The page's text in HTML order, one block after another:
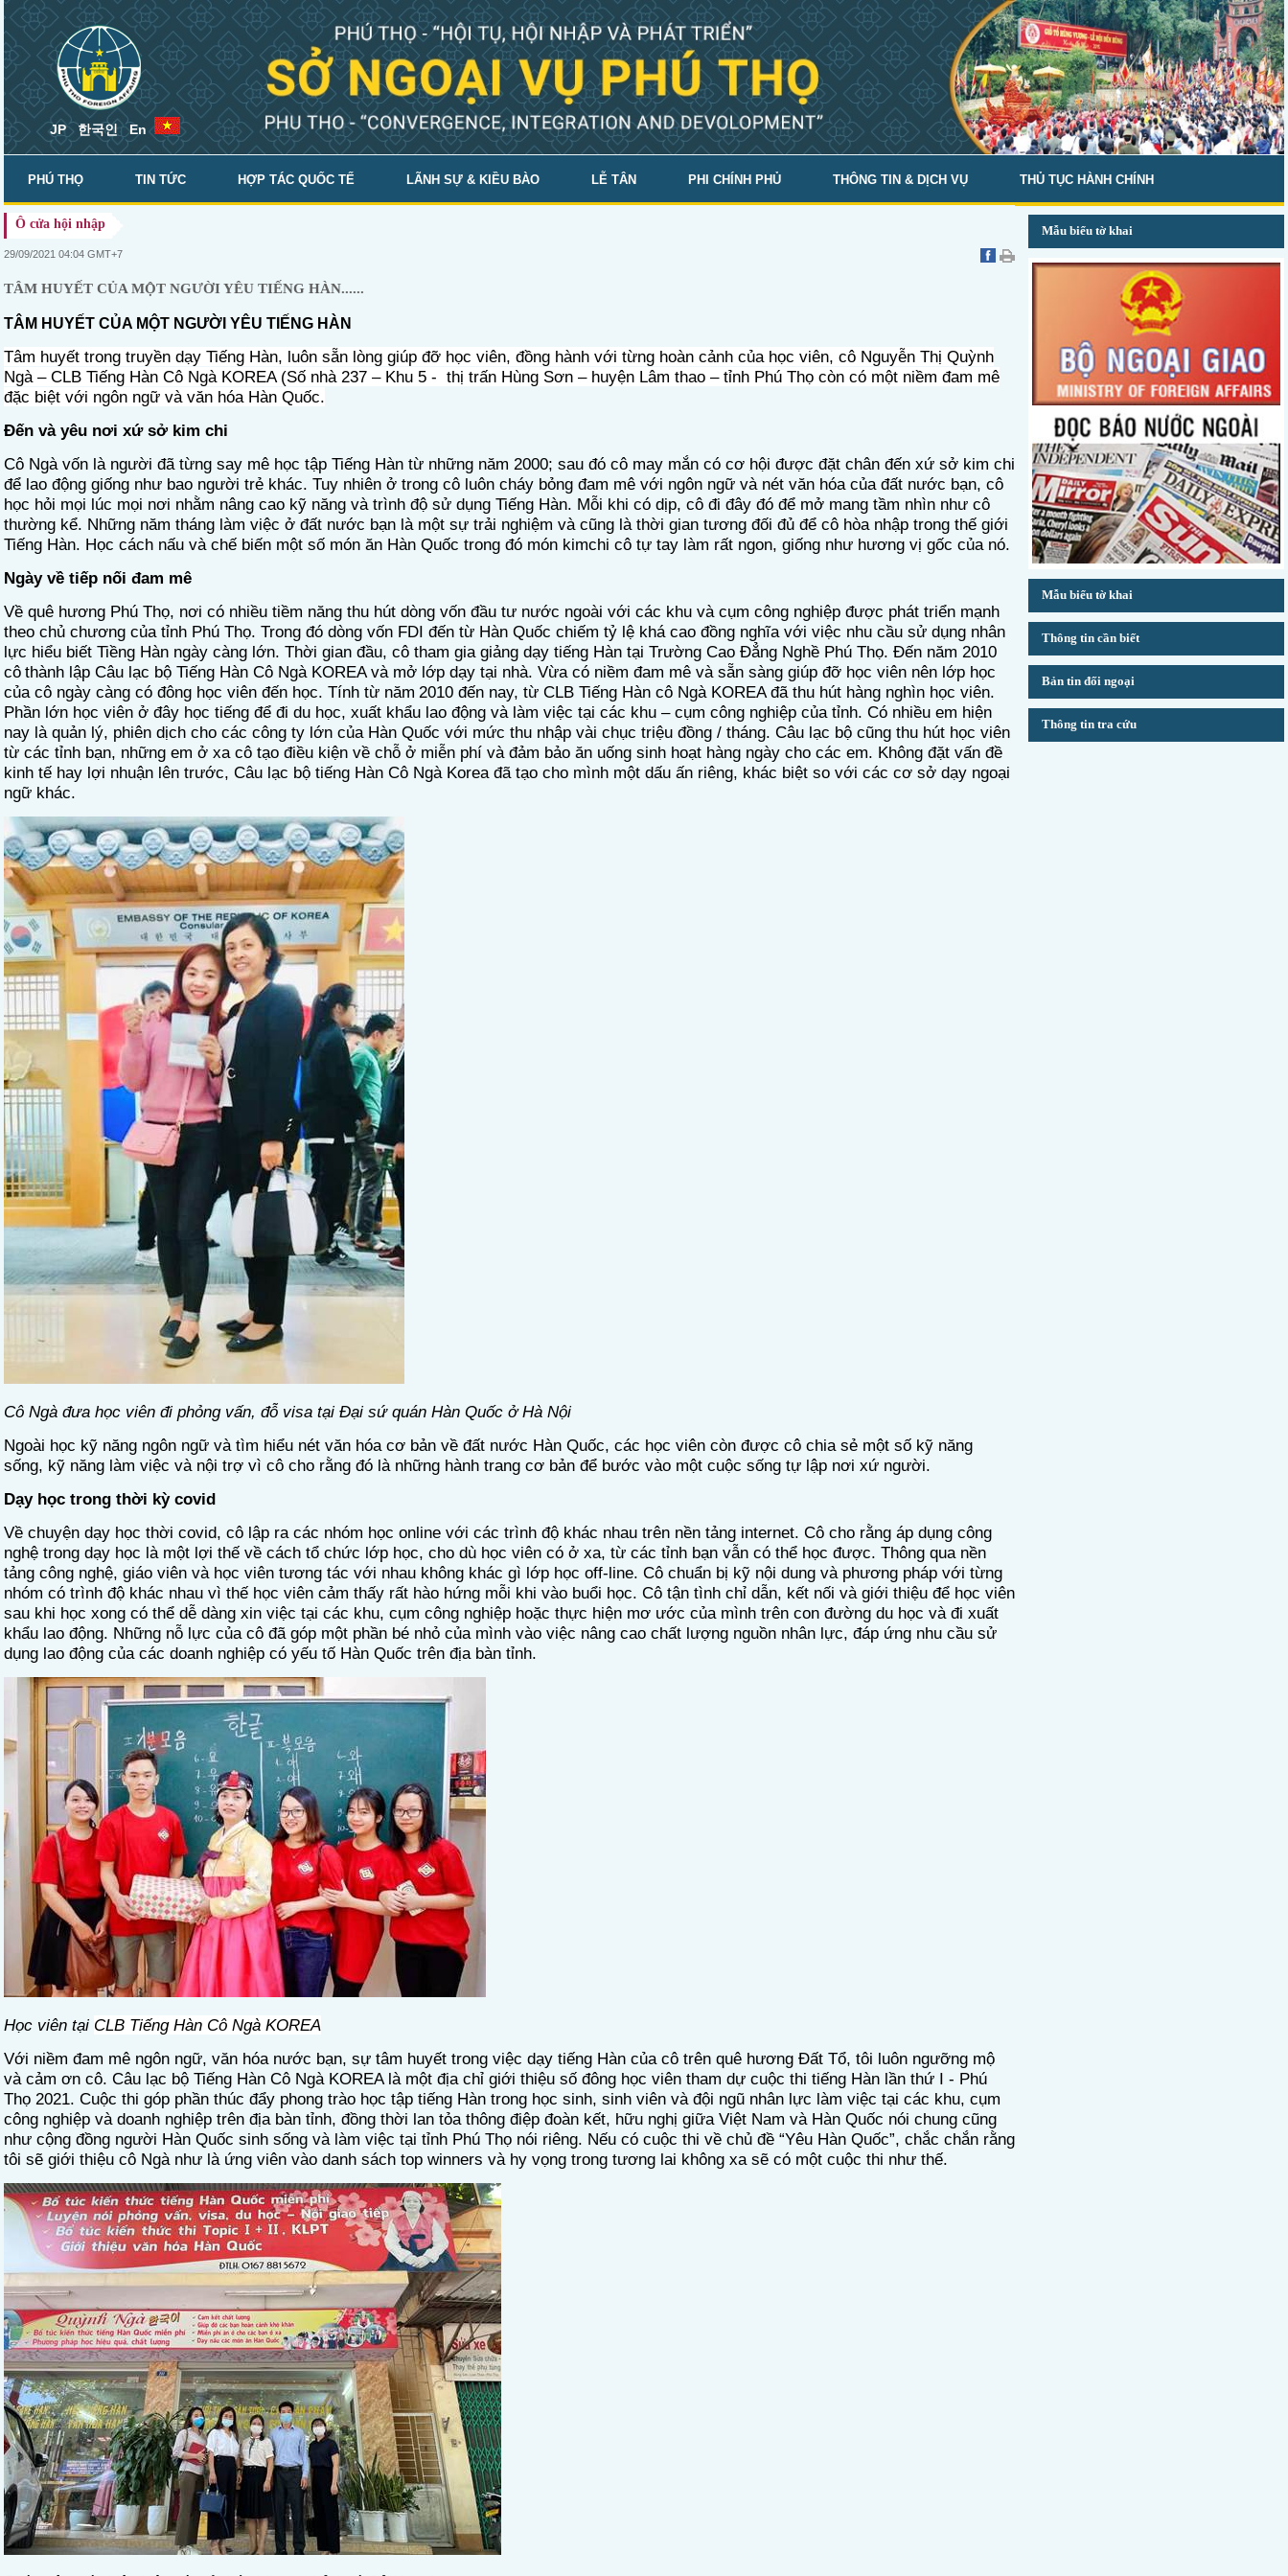
JP 한국인 En
PHÚ THỌ TIN TỨC HỢP TÁC QUỐC TẾ LÃNH SỰ & KIỀU BÀO LỄ TÂN PHI CHÍNH PHỦ THÔNG TIN & DỊCH VỤ THỦ TỤC HÀNH CHÍNH
SỞ NGOẠI VỤ
Ô cửa hội nhập
29/09/2021 04:04 GMT+7
TÂM HUYẾT CỦA MỘT NGƯỜI YÊU TIẾNG HÀN......
TÂM HUYẾT CỦA MỘT NGƯỜI YÊU TIẾNG HÀN
Tâm huyết trong truyền dạy Tiếng Hàn, luôn sẵn lòng giúp đỡ học viên, đồng hành với từng hoàn cảnh của học viên, cô Nguyễn Thị Quỳnh
Ngà – CLB Tiếng Hàn Cô Ngà KOREA (Số nhà 237 – Khu 5 - thị trấn Hùng Sơn – huyện Lâm thao – tỉnh Phú Thọ còn có một niềm đam mê
đặc biệt với ngôn ngữ và văn hóa Hàn Quốc.
Đến và yêu nơi xứ sở kim chi
Cô Ngà vốn là người đã từng say mê học tập Tiếng Hàn từ những năm 2000; sau đó cô may mắn có cơ hội được đặt chân đến xứ sở kim chi
để lao động giống như bao người trẻ khác. Tuy nhiên ở trong cô luôn cháy bỏng đam mê với ngôn ngữ và nét văn hóa củađất nước bạn, cô
học hỏi mọi lúc mọi nơi nhằm nâng cao kỹ năng và trình độ sử dụng Tiếng Hàn. Mỗi khi có dịp, cô đi đây đó để mở mang tầm nhìn như cô
thường kể. Những năm tháng làm việc ở đất nước bạn là một sự trải nghiệm và cũng là thời gian tương đối đủ để cô hòa nhập trong thế giới
Tiếng Hàn. Học cách nấu và chế biến một số món ăn Hàn Quốc trong đó món kimchi cô tự tay làm rất ngon, giống như hương vị gốc của nó.
Ngày về tiếp nối đam mê
Về quê hương Phú Thọ, nơi có nhiều tiềm năng thu hút dòng vốn đầu tư nước ngoài với các khu và cụm công nghiệp được phát triển mạnh
theo chủ chương của tỉnh Phú Thọ. Trong đó dòng vốn FDI đến từ Hàn Quốc chiếm tỷ lệ khá cao đồng nghĩa với việc nhu cầu sử dụng nhân
lực hiểu biết Tiềng Hàn ngày càng lớn. Thời gian đầu, cô tham gia giảng dạy tiếng Hàn tại Trường Cao Đẳng Nghề Phú Thọ. Đến năm 2010
cô thành lập Câu lạc bộ Tiếng Hàn Cô NgàKOREAvà mở lớp dạy tại nhà. Vừa có niềm đam mê và sẵn sàng giúp đỡ học viên nên lớp học
của cô ngày càng có đông học viên đến học. Tính từ năm 2010 đến nay, từ CLB Tiếng Hàn cô NgàKOREAđã thu hút hàng nghìn học viên.
Phần lớn học viên ở đây học tiếng để đi du học, xuất khẩu lao động và làm việc tại các khu – cụm công nghiệp của tỉnh. Có nhiều em hiện
nay là quản lý, phiên dịch cho các công ty lớn của Hàn Quốc với mức thu nhập vài chục triệu đồng / tháng. Câu lạc bộ cũng thu hút học viên
từ các tỉnh bạn, những em ở xa cô tạo điều kiện về chỗ ở miễn phí và đảm bảo ăn uống sinh hoạt hàng ngày cho các em. Không đặt vấn đề
kinh tế hay lợi nhuận lên trước, Câu lạc bộ tiếng Hàn Cô Ngà Korea đã tạo cho mình một dấu ấn riêng, khác biệt so với các cơ sở dạy ngoại
ngữ khác.
Cô Ngà đưa học viên đi phỏng vấn, đỗ visa tại Đại sứ quán Hàn Quốc ở Hà Nội
Ngoài học kỹ năng ngôn ngữ và tìm hiểu nét văn hóa cơ bản về đất nước Hàn Quốc, các học viên còn được cô chia sẻ một số kỹ năng
sống, kỹ năng làm việc và nội trợ vì cô cho rằng đó là những hành trang cơ bản để bước vào một cuộc sống tự lập nơi xứ người.
Dạy học trong thời kỳ covid
Về chuyện dạy học thời covid, cô lập ra các nhóm học online với các trình độ khác nhau trên nền tảng internet. Cô cho rằng áp dụng công
nghệ trong dạy học là một lợi thế về cách tổ chức lớp học, cho dù học viên có ở xa, từ các tỉnh bạn vẫn có thể học được. Thông qua nền
tảng công nghệ, giáo viên và học viên tương tác với nhau không khác gì lớp học off-line. Cô chuẩn bị kỹ nội dung và phương pháp với từng
nhóm có trình độ khác nhau vì thế học viên cảm thấy rất hào hứng mỗi khi vào buổi học. Cô tận tình chỉ dẫn, kết nối và giới thiệu để học viên
sau khi học xong có thể dễ dàng xin việc tại các khu, cụm công nghiệp hoặc thực hiện mơ ước của mình trên con đường du học và đi xuất
khẩu lao động. Những nỗ lực của cô đã góp một phần bé nhỏ của mình vào việc nâng cao chất lượng nguồn nhân lực, đáp ứng nhu cầu sử
dụng lao động của các doanh nghiệp có yếu tố Hàn Quốc trên địa bàn tỉnh.
Học viên tại CLB Tiếng Hàn Cô Ngà KOREA
Với niềm đam mê ngôn ngữ, văn hóa nước bạn, sự tâm huyết trong việc dạy tiếng Hàn của cô trên quê hương Đất Tổ, tôi luôn ngưỡng mộ
và cảm ơn cô. Câu lạc bộ Tiếng Hàn Cô Ngà KOREA là một địa chỉ giới thiệu số đông học viên tham dự cuộc thi tiếng Hàn lần thứ I - Phú
Thọ 2021. Cuộc thi góp phần thúc đẩy phong trào học tập tiếng Hàn trong học sinh, sinh viên và đội ngũ nhân lực làm việc tại các khu, cụm
công nghiệp và doanh nghiệp trên địa bàn tỉnh, đồng thời lan tỏa thông điệp đoàn kết, hữu nghị giữa Việt Nam và Hàn Quốc nói chung cũng
như cộng đồng người Hàn Quốc sinh sống và làm việc tại tỉnh Phú Thọ nói riêng. Nếu có cuộc thi về chủ đề “Yêu Hàn Quốc”, chắc chắn rằng
tôi sẽ giới thiệu cô Ngà như là ứng viên vào danh sách top winners và hy vọng trong tương lai không xa sẽ có một cuộc thi như thế.
Mẫu biểu tờ khai
Mẫu biểu tờ khai
Thông tin cần biết
Bản tin đối ngoại
Thông tin tra cứu